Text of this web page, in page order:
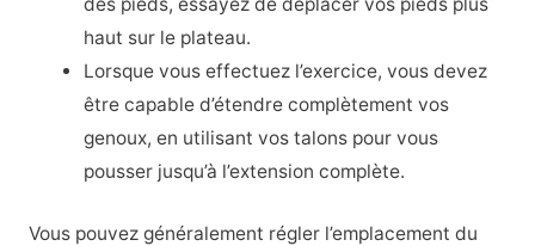
des pieds, essayez de déplacer vos pieds plus
haut sur le plateau.
Lorsque vous effectuez l’exercice, vous devez
être capable d’étendre complètement vos
genoux, en utilisant vos talons pour vous
pousser jusqu’à l’extension complète.
Vous pouvez généralement régler l’emplacement du